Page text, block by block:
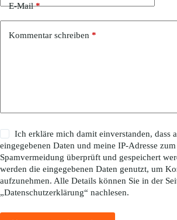
E-Mail*
Kommentar schreiben *
Ich erkläre mich damit einverstanden, dass
eingegebenen Daten und meine IP-Adresse
Spamvermeidung überprüft und gespeichert
werden die eingegebenen Daten genutzt, um
aufzunehmen. Alle Details können Sie in der
„Datenschutzerklärung“ nachlesen.